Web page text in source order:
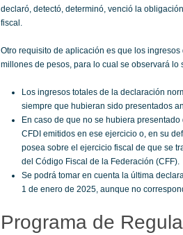
declaró, detectó, determinó, venció la
fiscal.
Otro requisito de aplicación es que los
millones de pesos, para lo cual se observará lo
Los ingresos totales de la declaración
siempre que hubieran sido presentados
En caso de que no se hubiera
CFDI emitidos en ese ejercicio o, en su
posea sobre el ejercicio fiscal de que se
del Código Fiscal de la Federación (CFF).
Se podrá tomar en cuenta la última
1 de enero de 2025, aunque no
Programa de